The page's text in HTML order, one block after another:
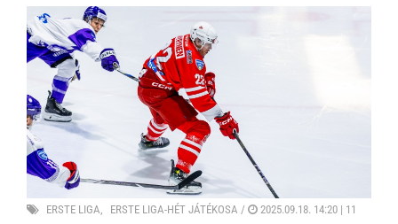
ERSTE LIGA ERSTE LIGA-HÉT JÁTÉKOSA / 2025.09.18. 14:20 | 11